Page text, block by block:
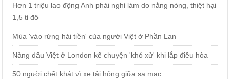
Hơn 1 triệu lao động Anh phải nghỉ làm do nắng nóng, thiệt hại
1,5 tỉ đô
Mùa 'vào rừng hái tiền' của người Việt ở Phần Lan
Nàng dâu Việt ở London kể chuyện 'khó xử' khi lắp điều hòa
50 người chết khát vì xe tải hỏng giữa sa mạc